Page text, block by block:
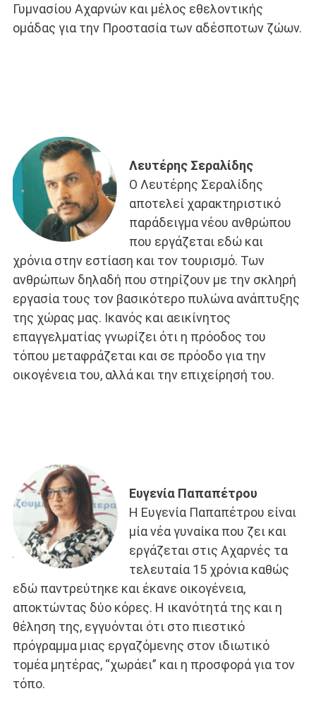
Γυμνασίου Αχαρνών και μέλος εθελοντικής
ομάδας για την Προστασία των αδέσποτων ζώων.
Λευτέρης Σεραλίδης
Ο Λευτέρης Σεραλίδης
αποτελεί χαρακτηριστικό
παράδειγμα νέου ανθρώπου
που εργάζεται εδώ και
χρόνια στην εστίαση και τον τουρισμό. Των
ανθρώπων δηλαδή που στηρίζουν με την σκληρή
εργασία τους τον βασικότερο πυλώνα ανάπτυξης
της χώρας μας. Ικανός και αεικίνητος
επαγγελματίας γνωρίζει ότι η πρόοδος του
τόπου μεταφράζεται και σε πρόοδο για την
οικογένεια του, αλλά και την επιχείρησή του.
Ευγενία Παπαπέτρου
Η Ευγενία Παπαπέτρου είναι
μία νέα γυναίκα που ζει και
εργάζεται στις Αχαρνές τα
τελευταία 15 χρόνια καθώς
εδώ παντρεύτηκε και έκανε οικογένεια,
αποκτώντας δύο κόρες. Η ικανότητά της και η
θέληση της, εγγυόνται ότι στο πιεστικό
πρόγραμμα μιας εργαζόμενης στον ιδιωτικό
τομέα μητέρας, “χωράει” και η προσφορά για τον
τόπο.